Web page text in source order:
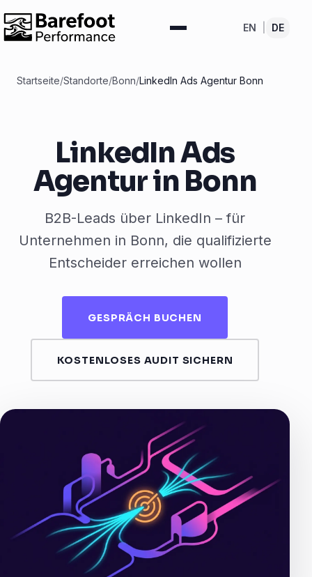
EN DE
Startseite/Standorte/Bonn/LinkedIn Ads Agentur Bonn
LinkedIn Ads
Agentur in Bonn
B2B-Leads über LinkedIn – für
Unternehmen in Bonn, die qualifizierte
Entscheider erreichen wollen
GESPRÄCH BUCHEN
KOSTENLOSES AUDIT SICHERN